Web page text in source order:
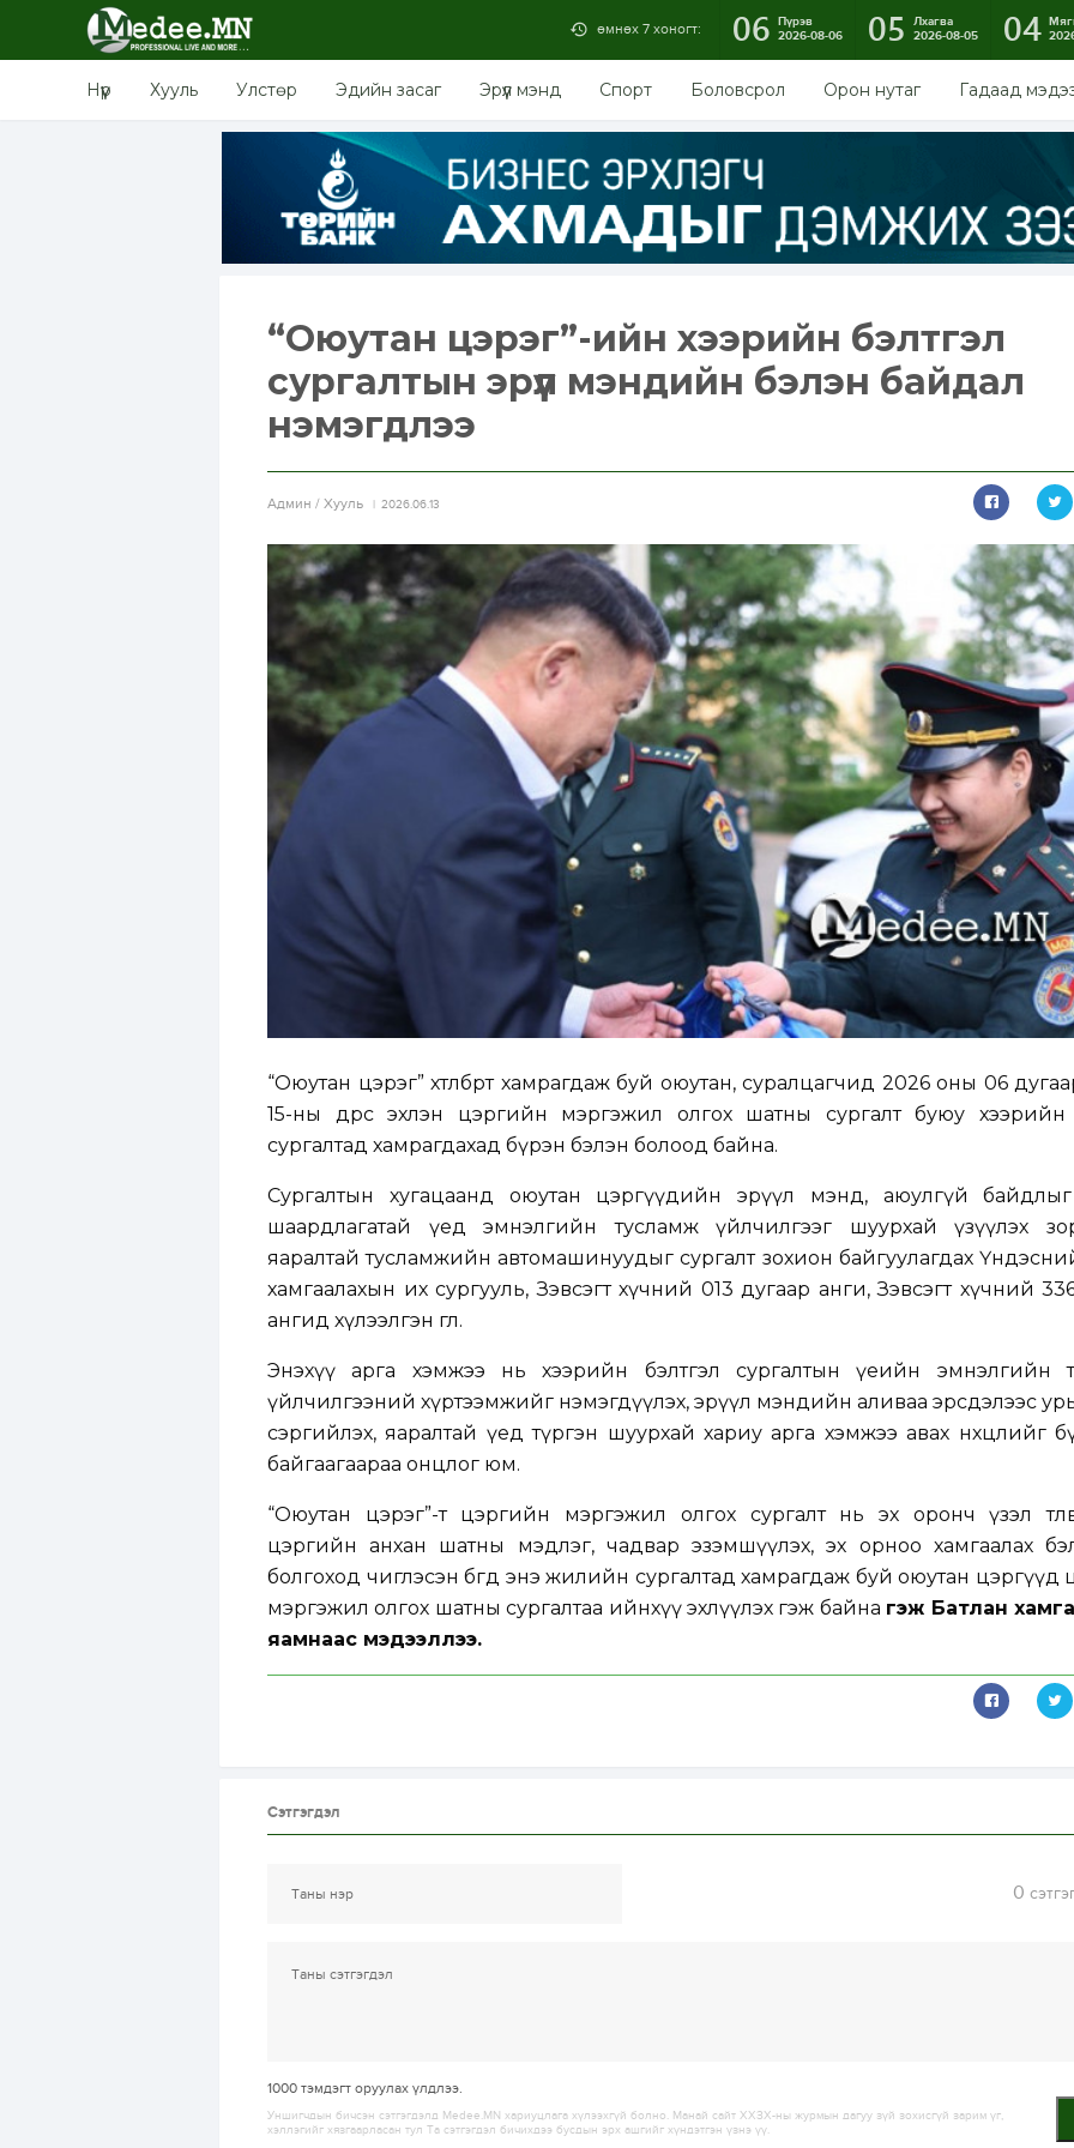
өмнөх 7 хоногт: 06 Пүрэв
2026-08-06
05
Лхагва
2026-08-05
04
Нүүр Хууль Улстөр Эдийн засаг Эрүүл мэнд Спорт Боловсрол Орон нутаг Гадаад
“Оюутан цэрэг”-ийн хээрийн бэлтгэл
сургалтын эрүүл мэндийн бэлэн байдал
нэмэгдлээ
Aдмин / Хууль 2026.06.13
“Оюутан цэрэг” хөтөлбөрт хамрагдаж буй оюутан, суралцагчид 2026 оны 06
15-ны өдрөөс эхлэн цэргийн мэргэжил олгох шатны сургалт буюу хээрийн
сургалтад хамрагдахад бүрэн бэлэн болоод байна.
Сургалтын хугацаанд оюутан цэргүүдийн эрүүл мэнд, аюулгүй байдлыг
шаардлагатай үед эмнэлгийн тусламж үйлчилгээг шуурхай үзүүлэх
яаралтай тусламжийн автомашинуудыг сургалт зохион байгуулагдах
хамгаалахын их сургууль, Зэвсэгт хүчний 013 дугаар анги, Зэвсэгт хүчний
ангид хүлээлгэн өглөө.
Энэхүү арга хэмжээ нь хээрийн бэлтгэл сургалтын үеийн эмнэлгийн
үйлчилгээний хүртээмжийг нэмэгдүүлэх, эрүүл мэндийн аливаа эрсдэлээс
сэргийлэх, яаралтай үед түргэн шуурхай хариу арга хэмжээ авах нөхцөлийг
байгаагаараа онцлог юм.
“Оюутан цэрэг”-т цэргийн мэргэжил олгох сургалт нь эх оронч үзэл
цэргийн анхан шатны мэдлэг, чадвар эзэмшүүлэх, эх орноо хамгаалах
болгоход чиглэсэн бөгөөд энэ жилийн сургалтад хамрагдаж буй оюутан цэргүүд
мэргэжил олгох шатны сургалтаа ийнхүү эхлүүлэх гэж байна гэж Батлан
яамнаас мэдээллээ.
Сэтгэгдэл
0
1000 тэмдэгт оруулах үлдлээ.
Уншигчдын бичсэн сэтгэгдэлд Medee.MN хариуцлага хүлээхгүй болно. Манай сайт ХХЗХ-ны журмын дагуу зүй зохисгүй зарим үг,
хэллэгийг хязгаарласан тул Та сэтгэгдэл бичихдээ бусдын эрх ашгийг хүндэтгэн үзнэ үү.